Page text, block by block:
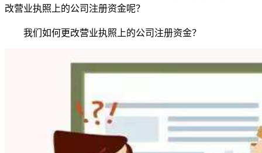
改营业执照上的公司注册资金呢？
我们如何更改营业执照上的公司注册资金？